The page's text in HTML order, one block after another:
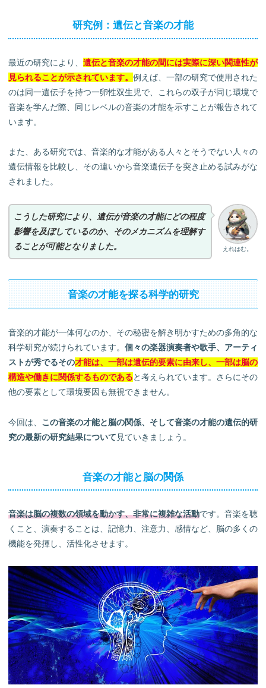
研究例：遺伝と音楽の才能
最近の研究により、 遺伝と音楽の才能の間には実際に深い関連性が
見られることが示されています。 例えば、一部の研究で使用された
のは同一遺伝子を持つ一卵性双生児で、これらの双子が同じ環境で
音楽を学んだ際、同じレベルの音楽の才能を示すことが報告されて
います。
また、ある研究では、音楽的な才能がある人々とそうでない人々の
遺伝情報を比較し、その違いから音楽遺伝子を突き止める試みがな
されました。
えれはむ。
こうした研究により、遺伝が音楽の才能にどの程度
影響を及ぼしているのか、そのメカニズムを理解す
ることが可能となりました。
音楽の才能を探る科学的研究
音楽的才能が一体何なのか、その秘密を解き明かすための多角的な
科学研究が続けられています。 個々の楽器演奏者や歌手、アーティ
ストが秀でるその才能は、一部は遺伝的要素に由来し、一部は脳の
構造や働きに関係するものであると考えられています。さらにその
他の要素として環境要因も無視できません。
今回は、 この音楽の才能と脳の関係、そして音楽の才能の遺伝的研
究の最新の研究結果について 見ていきましょう。
音楽の才能と脳の関係
音楽は脳の複数の領域を動かす、非常に複雑な活動です。音楽を聴
くこと、演奏することは、記憶力、注意力、感情など、脳の多くの
機能を発揮し、活性化させます。